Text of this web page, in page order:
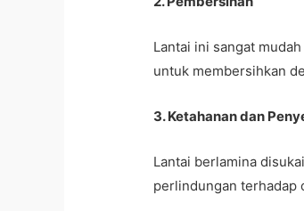
Lantai ini sangat
untuk membersihkan
3. Ketahanan dan
Lantai berlamina
perlindungan terhadap